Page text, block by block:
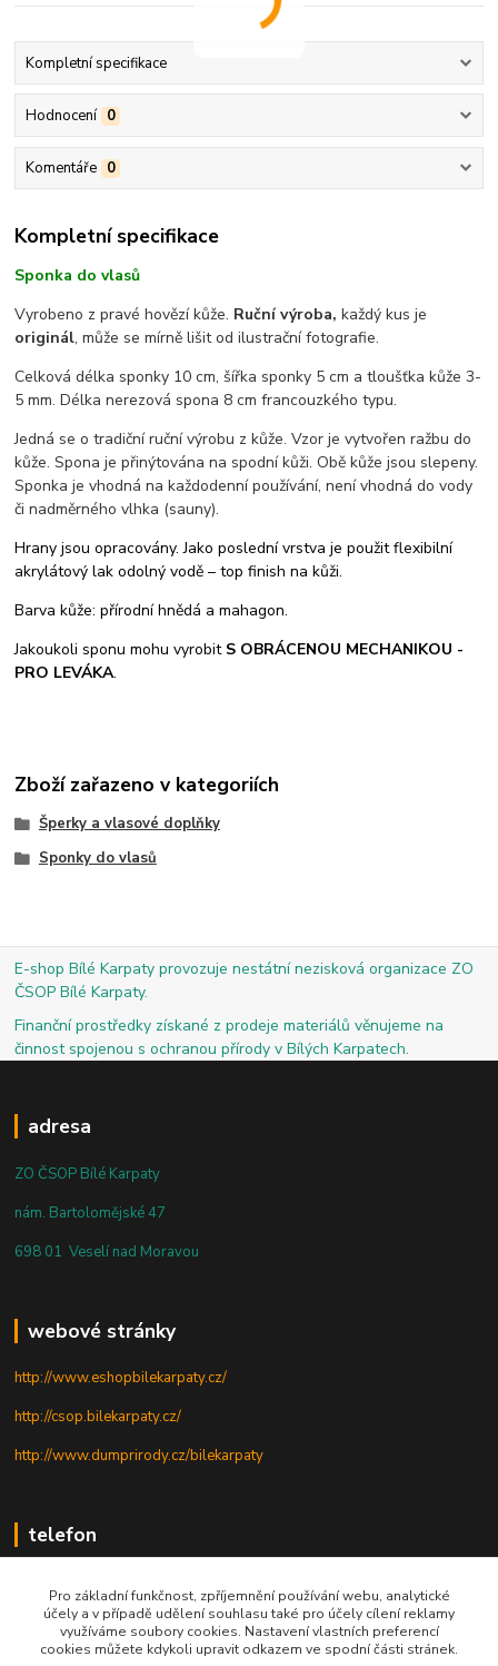
Kompletní specifikace
Hodnocení 0
Komentáře 0
Kompletní specifikace
Sponka do vlasů
Vyrobeno z pravé hovězí kůže. Ruční výroba, každý kus je
originál, může se mírně lišit od ilustrační fotografie.
Celková délka sponky 10 cm, šířka sponky 5 cm a tloušťka kůže 3-
5 mm. Délka nerezová spona 8 cm francouzkého typu.
Jedná se o tradiční ruční výrobu z kůže. Vzor je vytvořen ražbu do
kůže. Spona je přinýtována na spodní kůži. Obě kůže jsou slepeny.
Sponka je vhodná na každodenní používání, není vhodná do vody
či nadměrného vlhka (sauny).
Hrany jsou opracovány. Jako poslední vrstva je použit flexibilní
akrylátový lak odolný vodě – top finish na kůži.
Barva kůže: přírodní hnědá a mahagon.
Jakoukoli sponu mohu vyrobit S OBRÁCENOU MECHANIKOU -
PRO LEVÁKA.
Zboží zařazeno v kategoriích
Šperky a vlasové doplňky
Sponky do vlasů
E-shop Bílé Karpaty provozuje nestátní nezisková organizace ZO
ČSOP Bílé Karpaty.
Finanční prostředky získané z prodeje materiálů věnujeme na
činnost spojenou s ochranou přírody v Bílých Karpatech.
adresa
ZO ČSOP Bílé Karpaty
nám. Bartolomějské 47
698 01 Veselí nad Moravou
webové stránky
http://www.eshopbilekarpaty.cz/
http://csop.bilekarpaty.cz/
http://www.dumprirody.cz/bilekarpaty
telefon
+420 727 880 789
Pro základní funkčnost, zpříjemnění používání webu, analytické
účely a v případě udělení souhlasu také pro účely cílení reklamy
využíváme soubory cookies. Nastavení vlastních preferencí
cookies můžete kdykoli upravit odkazem ve spodní části stránek.